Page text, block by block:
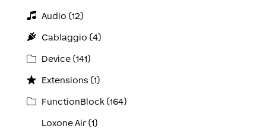
Audio (12)
Cablaggio (4)
Device (141)
Extensions (1)
FunctionBlock (164)
Loxone Air (1)